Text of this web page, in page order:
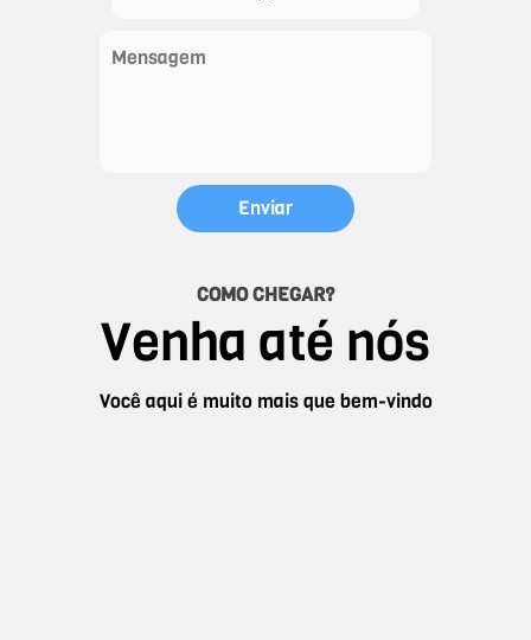
COMO CHEGAR?
Venha até nós
Você aqui é muito mais que bem-vindo